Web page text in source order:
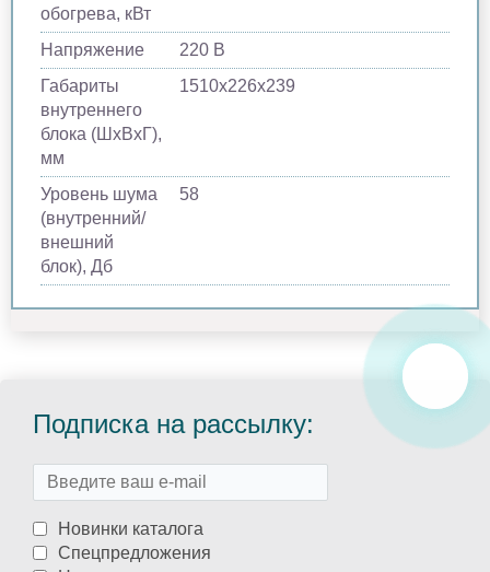
обогрева, кВт
Напряжение
220 В
Габариты
внутреннего
блока (ШхВхГ),
мм
1510х226х239
Уровень шума
(внутренний/
внешний
блок), Дб
58
Подписка на рассылку:
Новинки каталога
Спецпредложения